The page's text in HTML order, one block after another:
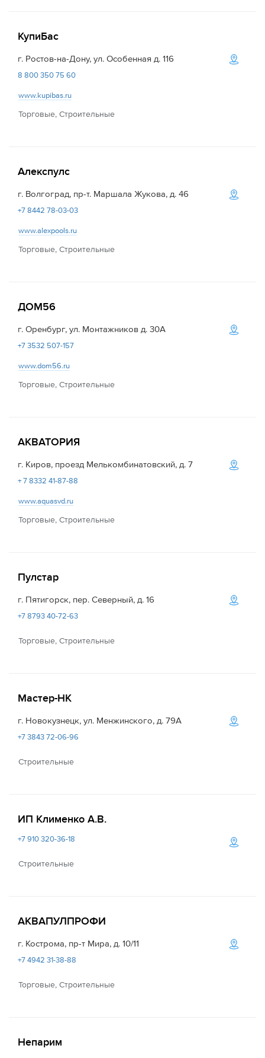
КупиБас
г. Ростов-на-Дону, ул. Особенная д. 116
8 800 350 75 60
www.kupibas.ru
Торговые, Строительные
Алекспулс
г. Волгоград, пр-т. Маршала Жукова, д. 46
+7 8442 78-03-03
www.alexpools.ru
Торговые, Строительные
ДОМ56
г. Оренбург, ул. Монтажников д. 30А
+7 3532 507-157
www.dom56.ru
Торговые, Строительные
АКВАТОРИЯ
г. Киров, проезд Мелькомбинатовский, д. 7
+ 7 8332 41-87-88
www.aquasvd.ru
Торговые, Строительные
Пулстар
г. Пятигорск, пер. Северный, д. 16
+7 8793 40-72-63
Торговые, Строительные
Мастер-НК
г. Новокузнецк, ул. Менжинского, д. 79А
+7 3843 72-06-96
Строительные
ИП Клименко А.В.
+7 910 320-36-18
Строительные
АКВАПУЛПРОФИ
г. Кострома, пр-т Мира, д. 10/11
+7 4942 31-38-88
Торговые, Строительные
Непарим